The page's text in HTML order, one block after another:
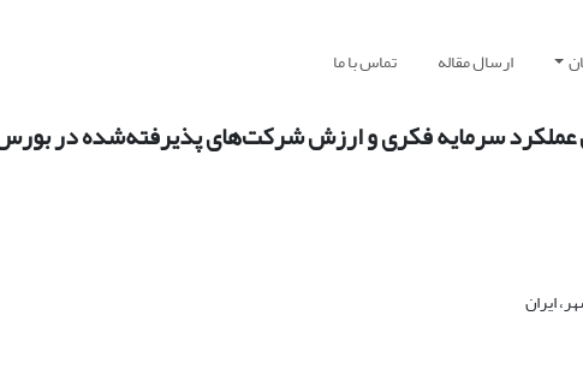
ارسال مقاله تماس با ما
سرمایه فکری و ارزش شرکت‌های پذیرفته‌شده در بورس
ایران